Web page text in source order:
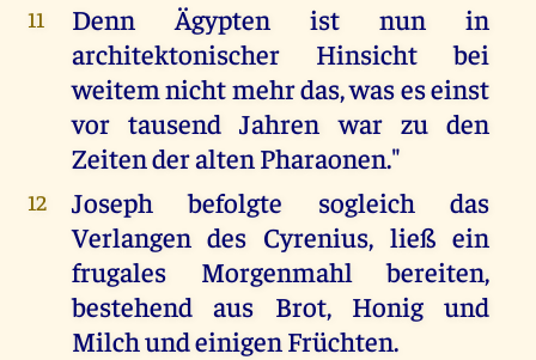
11
Denn Ägypten ist nun in
architektonischer Hinsicht bei
weitem nicht mehr das, was es einst
vor tausend Jahren war zu den
Zeiten der alten Pharaonen."
12
Joseph befolgte sogleich das
Verlangen des Cyrenius, ließ ein
frugales Morgenmahl bereiten,
bestehend aus Brot, Honig und
Milch und einigen Früchten.